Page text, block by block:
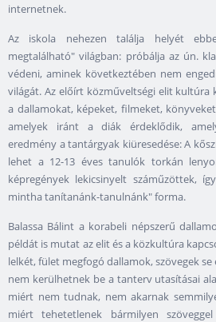
internetnek.
Az iskola nehezen találja helyét
megtalálható" világban: próbálja az ún.
védeni, aminek következtében nem
világát. Az előírt közműveltségi elit kultúra
a dallamokat, képeket, filmeket,
amelyek iránt a diák érdeklődik,
eredmény a tantárgyak kiüresedése: A
lehet a 12-13 éves tanulók torkán
képregények lekicsinyelt száműzöttek,
mintha tanítanánk-tanulnánk" forma.
Balassa Bálint a korabeli népszerű
példát is mutat az elit és a közkultúra
lelkét, fület megfogó dallamok, szövegek
nem kerülhetnek be a tanterv utasításai
miért nem tudnak, nem akarnak
miért tehetetlenek bármilyen